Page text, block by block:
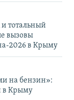
тотальный
вызовы
2026 в Крыму
на бензин»:
в Крыму